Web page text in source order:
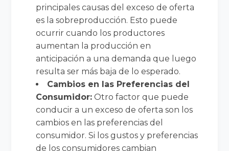
principales causas del exceso de oferta
es la sobreproducción. Esto puede
ocurrir cuando los productores
aumentan la producción en
anticipación a una demanda que luego
resulta ser más baja de lo esperado.
Cambios en las Preferencias del
Consumidor: Otro factor que puede
conducir a un exceso de oferta son los
cambios en las preferencias del
consumidor. Si los gustos y preferencias
de los consumidores cambian